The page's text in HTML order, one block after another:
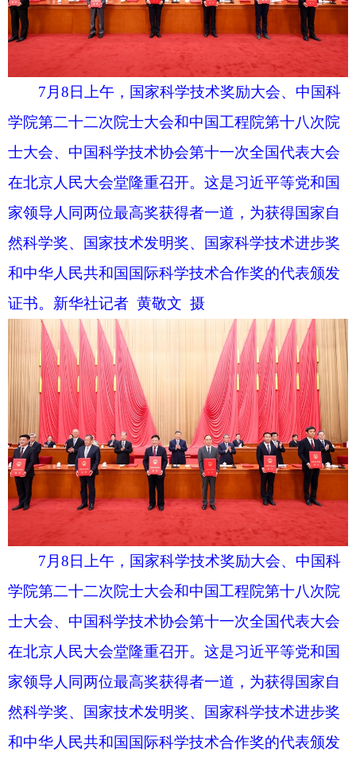
家领导人同两位最高奖获得者一道，为获得国家自
然科学奖、国家技术发明奖、国家科学技术进步奖
和中华人民共和国国际科学技术合作奖的代表颁发
证书。新华社记者 黄敬文 摄
7月8日上午，国家科学技术奖励大会、中国科
学院第二十二次院士大会和中国工程院第十八次院
士大会、中国科学技术协会第十一次全国代表大会
在北京人民大会堂隆重召开。这是习近平等党和国
家领导人同两位最高奖获得者一道，为获得国家自
然科学奖、国家技术发明奖、国家科学技术进步奖
和中华人民共和国国际科学技术合作奖的代表颁发
证书。新华社记者 黄敬文 摄
在热烈的掌声中，习近平发表重要讲话。他指
出，党的十八大以来，党中央把科技创新摆在现代
化建设突出位置，系统擘画科技强国建设蓝图，深
改革，推动科技事业取得历史性成就、发生历史性
变革。我国正从全球科技参与者、贡献者向开拓
者、引领者加速转变，成为创新力上升最快的国家
之一。